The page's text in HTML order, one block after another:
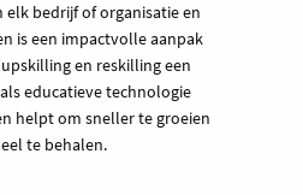
elk bedrijf of organisatie en
is een impactvolle aanpak
en reskilling een
educatieve technologie
helpt om sneller te groeien
te behalen.